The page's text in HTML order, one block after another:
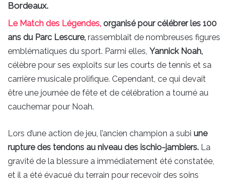
Bordeaux.
Le Match des Légendes, organisé pour célébrer les 100
ans du Parc Lescure, rassemblait de nombreuses figures
emblématiques du sport. Parmi elles, Yannick Noah,
célèbre pour ses exploits sur les courts de tennis et sa
carrière musicale prolifique. Cependant, ce qui devait
être une journée de fête et de célébration a tourné au
cauchemar pour Noah.
Lors d’une action de jeu, l’ancien champion a subi une
rupture des tendons au niveau des ischio-jambiers. La
gravité de la blessure a immédiatement été constatée,
et il a été évacué du terrain pour recevoir des soins